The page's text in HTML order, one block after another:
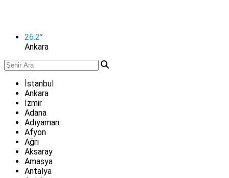
26.2°
Ankara
İstanbul
Ankara
İzmir
Adana
Adıyaman
Afyon
Ağrı
Aksaray
Amasya
Antalya